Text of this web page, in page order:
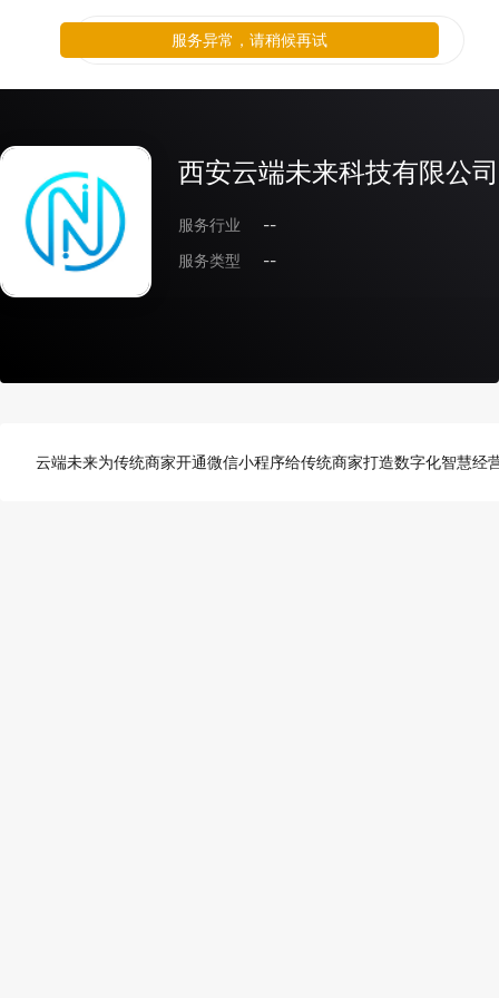
西安云端未来科技有限公司
服务行业
--
服务类型
--
云端未来为传统商家开通微信小程序给传统商家打造数字化智慧经
服务异常，请稍候再试